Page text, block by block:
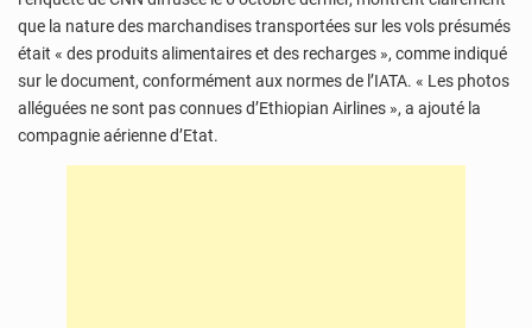
que la nature des marchandises transportées sur les vols présumés
était « des produits alimentaires et des recharges », comme indiqué
sur le document, conformément aux normes de l’IATA. « Les photos
alléguées ne sont pas connues d’Ethiopian Airlines », a ajouté la
compagnie aérienne d’Etat.